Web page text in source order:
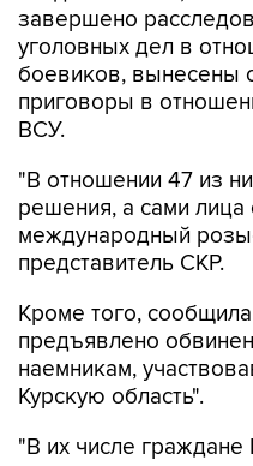
завершено
уголовных дел в
боевиков, вынесены
приговоры в
ВСУ.
"В отношении 47 из
решения, а сами
международный
представитель СКР.
Кроме того,
предъявлено
наемникам,
Курскую область".
"В их числе